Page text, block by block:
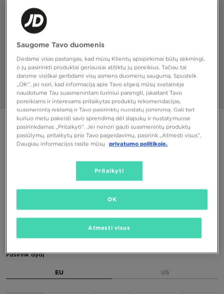
PUIKUS PASIŪLYMAS
ASICS GEL-NYC
(Žemiausia kaina per pastarąsias 30 dienų iki nuolaidos)
160,00 € -41% (Pradinė kaina)
Pasirink dydį
EU US
Saugome Tavo duomenis
Dedame visas pastangas, kad mūsų Klientų apsipirkimai būtų sėkmingi,
o jų pasirinkti produktai geriausiai atitiktų jų poreikius. Tačiau tai
darome visiškai gerbdami visų asmens duomenų saugumą. Spustelk
„OK“, jei nori, kad informaciją apie Tavo elgesį mūsų svetainėje
naudotume Tau suasmenintam turiniui parengti, įskaitant Tavo
poreikiams ir interesams pritaikytas produktų rekomendacijas,
suasmenintą reklamą ir Tavo pasirinktų nuostatų įsiminimą. Gali bet
kuriuo metu pakeisti savo sprendimą dėl slapukų ir nustatymuose
pasirinkdamas „Pritaikyti“. Jei nenori gauti suasmenintų produktų
pasiūlymų, pritaikytų prie Tavo pageidavimų, pasirink „Atmesti visus”.
Daugiau informacijos rasite mūsų
privatumo politikoje.
Pritaikyti
Atmesti visus
OK